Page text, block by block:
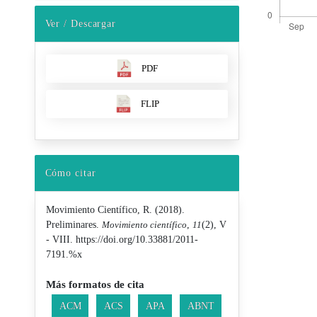
Ver / Descargar
PDF
FLIP
Cómo citar
Movimiento Científico, R. (2018).
Preliminares. Movimiento científico 11(2), V
- VIII. https://doi.org/10.33881/2011-
7191.%x
Más formatos de cita
ACM ACS APA ABNT